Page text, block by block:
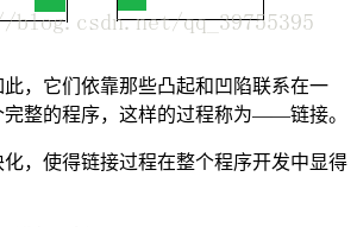
，它们依靠那些凸起和凹陷联系在一
整的程序，这样的过程称为——链接。
，使得链接过程在整个程序开发中显得